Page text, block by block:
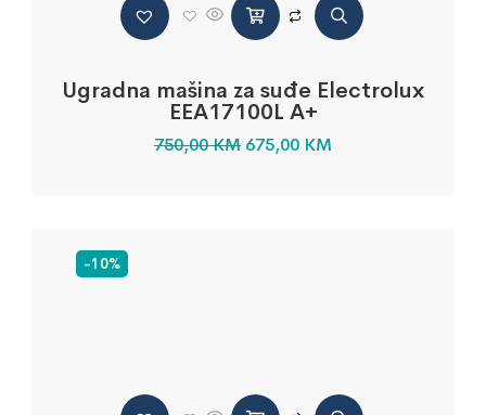
Ugradna mašina za suđe Electrolux
EEA17100L A+
750,00KM 675,00 KM
-10%